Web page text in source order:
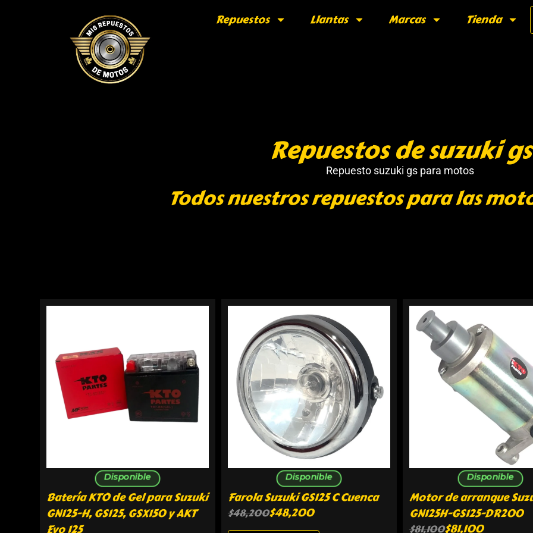
Repuestos Llantas Marcas Tienda
Repuestos de suzuki gs
Repuesto suzuki gs para motos
Todos nuestros repuestos para las
Disponible
Batería KTO de Gel para Suzuki
GN125-H, GS125, GSX150 y AKT
Evo 125
Disponible
Farola Suzuki GS125 C Cuenca
$48,200$48,200
Disponible
Motor de arranque
GN125H-GS125-DR200
$81,100$81,100